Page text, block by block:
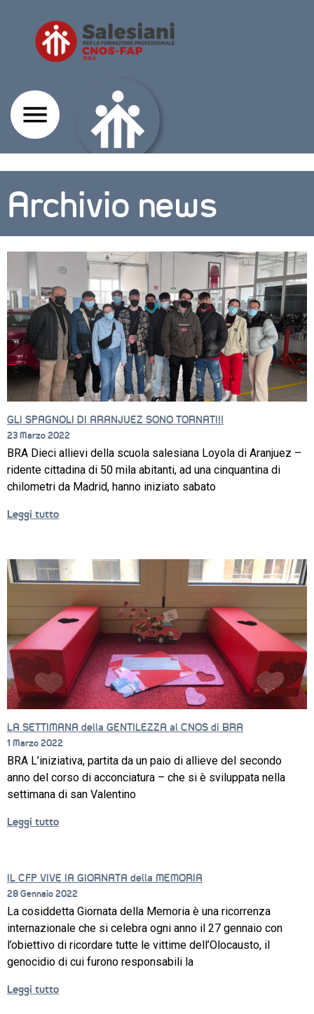
CORSI
NEWS
SETTORI
LAVORO
IL
CENTRO
PROGETTO
EDUCATIVO
Archivio news
GLI SPAGNOLI DI ARANJUEZ SONO TORNATI!!
23 Marzo 2022
BRA Dieci allievi della scuola salesiana Loyola di Aranjuez –
ridente cittadina di 50 mila abitanti, ad una cinquantina di
chilometri da Madrid, hanno iniziato sabato
Leggi tutto
LA SETTIMANA della GENTILEZZA al CNOS di BRA
1 Marzo 2022
BRA L’iniziativa, partita da un paio di allieve del secondo
anno del corso di acconciatura – che si è sviluppata nella
settimana di san Valentino
Leggi tutto
IL CFP VIVE IA GIORNATA della MEMORIA
28 Gennaio 2022
La cosiddetta Giornata della Memoria è una ricorrenza
internazionale che si celebra ogni anno il 27 gennaio con
l’obiettivo di ricordare tutte le vittime dell’Olocausto, il
genocidio di cui furono responsabili la
Leggi tutto